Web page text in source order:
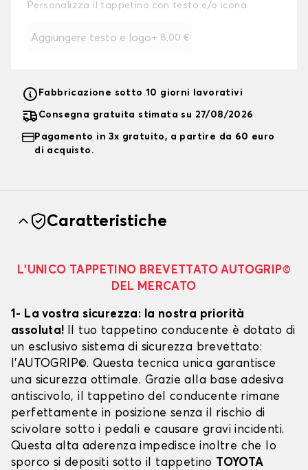
Personalizza il tappetino con testo e/o icona
Aggiungere testo e logo+ 8,00 €
Fabbricazione sotto 10 giorni lavorativi
Consegna gratuita stimata su 27/08/2026
Pagamento in 3x gratuito, a partire da 60 euro
di acquisto.
Caratteristiche
L’UNICO TAPPETINO BREVETTATO AUTOGRIP©
DEL MERCATO
1- La vostra sicurezza: la nostra priorità
assoluta! Il tuo tappetino conducente è dotato di
un esclusivo sistema di sicurezza brevettato:
l’AUTOGRIP©. Questa tecnica unica garantisce
una sicurezza ottimale. Grazie alla base adesiva
antiscivolo, il tappetino del conducente rimane
perfettamente in posizione senza il rischio di
scivolare sotto i pedali e causare gravi incidenti.
Questa alta aderenza impedisce inoltre che lo
sporco si depositi sotto il tappetino
TOYOTA